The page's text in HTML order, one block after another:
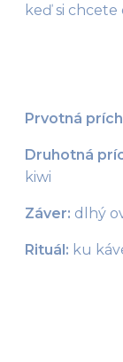
keď si chcete
Prvotná
Druhotná
kiwi
Záver: dlhý
Rituál: ku